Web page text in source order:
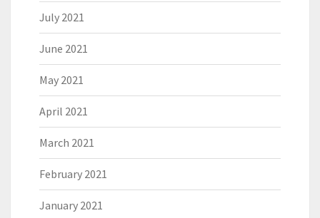
July 2021
June 2021
May 2021
April 2021
March 2021
February 2021
January 2021